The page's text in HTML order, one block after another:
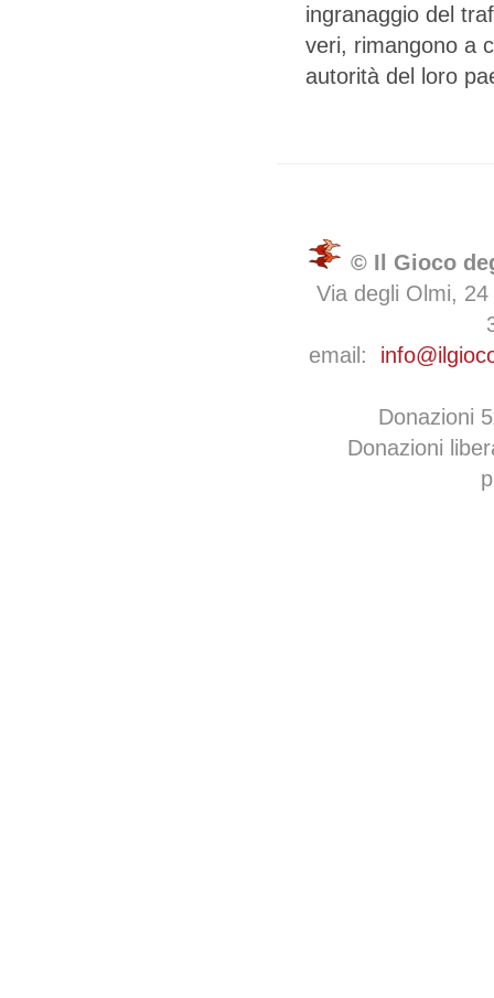
ingranaggio del
veri, rimangono a
autorità del loro
© Il Gioco
Via degli Olmi,
email:
Donazioni
Donazioni